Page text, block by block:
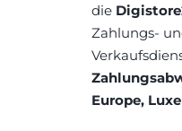
die
Zahlungs-
Europe,